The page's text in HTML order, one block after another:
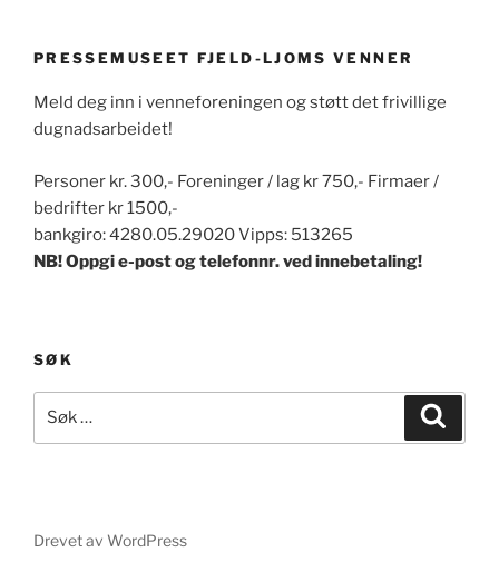
PRESSEMUSEET FJELD-LJOMS VENNER
Meld deg inn i venneforeningen og støtt det frivillige
dugnadsarbeidet!
Personer kr. 300,- Foreninger / lag kr 750,- Firmaer /
bedrifter kr 1500,-
bankgiro: 4280.05.29020 Vipps: 513265
NB! Oppgi e-post og telefonnr. ved innebetaling!
SØK
etter:
Drevet av WordPress